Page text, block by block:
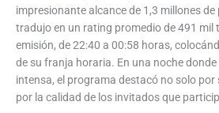
impresionante alcance de 1,3 millones
tradujo en un rating promedio de 491 mil
emisión, de 22:40 a 00:58 horas,
de su franja horaria. En una noche
intensa, el programa destacó no solo por
por la calidad de los invitados que